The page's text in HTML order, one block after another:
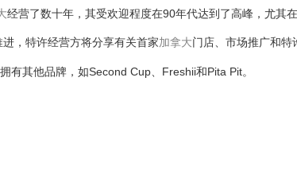
经营了数十年，其受欢迎程度在90年代达到了高峰，尤其
，特许经营方将分享有关首家加拿大门店、市场推广和特
有其他品牌，如Second Cup、Freshii和Pita Pit。